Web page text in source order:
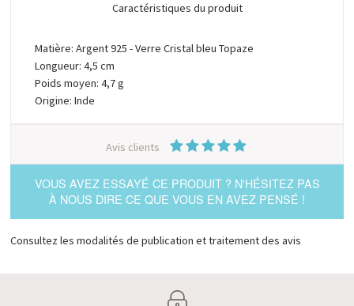
Caractéristiques du produit
Matière: Argent 925 - Verre Cristal bleu Topaze
Longueur: 4,5 cm
Poids moyen: 4,7 g
Origine: Inde
Avis clients
VOUS AVEZ ESSAYÉ CE PRODUIT ? N'HÉSITEZ PAS
À NOUS DIRE CE QUE VOUS EN AVEZ PENSÉ !
Consultez les modalités de publication et traitement des avis